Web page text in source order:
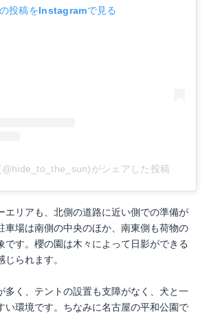
投稿をInstagramで見る
がシェアした投稿
エリアも、北側の道路に近い側での準備が
車場は南側の中央のほか、南東側も荷物の
です。櫻の園は木々によって日影ができる
られます。
多く、テントの設置も支障がなく、犬と一
い環境です。ちなみに名古屋の平和公園で